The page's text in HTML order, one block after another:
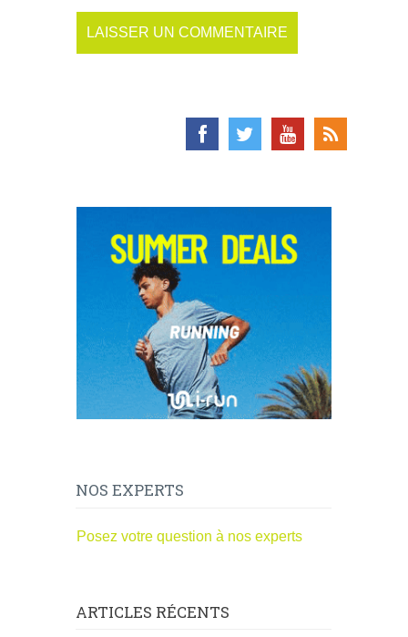
NOS EXPERTS
Posez votre question à nos experts
ARTICLES RÉCENTS